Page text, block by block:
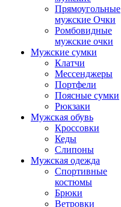
Прямоугольные
мужские Очки
Ромбовидные
мужские очки
Мужские сумки
Клатчи
Мессенджеры
Портфели
Поясные сумки
Рюкзаки
Мужская обувь
Кроссовки
Кеды
Слипоны
Мужская одежда
Спортивные
костюмы
Брюки
Ветровки